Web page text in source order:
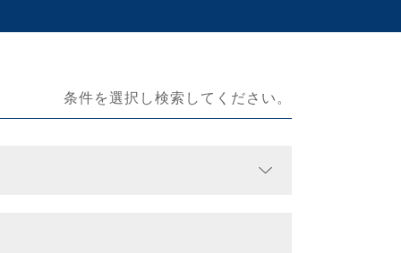
条件を選択し検索してください。